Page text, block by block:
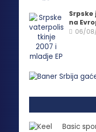
Srpske
na
06/
Basic